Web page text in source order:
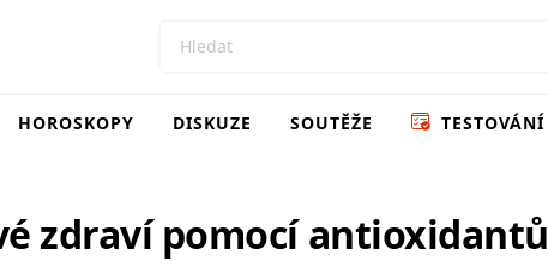
HOROSKOPY DISKUZE SOUTĚŽE TESTOVÁNÍ
zdraví pomocí antioxidantů